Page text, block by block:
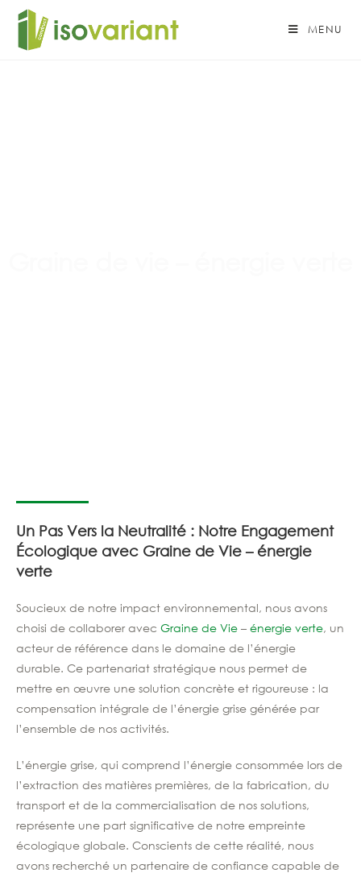
MENU
Un Pas Vers la Neutralité : Notre Engagement
Écologique avec Graine de Vie – énergie
verte
Soucieux de notre impact environnemental, nous avons
choisi de collaborer avec Graine de Vie – énergie verte, un
acteur de référence dans le domaine de l’énergie
durable. Ce partenariat stratégique nous permet de
mettre en œuvre une solution concrète et rigoureuse : la
compensation intégrale de l’énergie grise générée par
l’ensemble de nos activités.
L’énergie grise, qui comprend l’énergie consommée lors de
l’extraction des matières premières, de la fabrication, du
transport et de la commercialisation de nos solutions,
représente une part significative de notre empreinte
écologique globale. Conscients de cette réalité, nous
avons recherché un partenaire de confiance capable de